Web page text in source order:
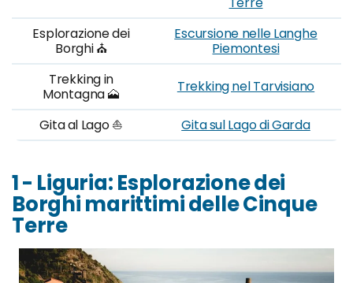
Esplorazione dei
Borghi ⛪
Escursione nelle Langhe
Piemontesi
Trekking in
Montagna 🗻
Trekking nel Tarvisiano
Gita al Lago ⛵ Gita sul Lago di Garda
1 - Liguria: Esplorazione dei
Borghi marittimi delle Cinque
Terre